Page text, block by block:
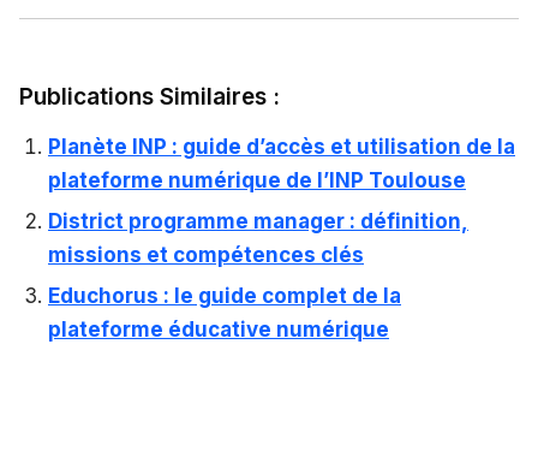
Publications Similaires :
Planète INP : guide d’accès et utilisation de la
plateforme numérique de l’INP Toulouse
District programme manager : définition,
missions et compétences clés
Educhorus : le guide complet de la
plateforme éducative numérique